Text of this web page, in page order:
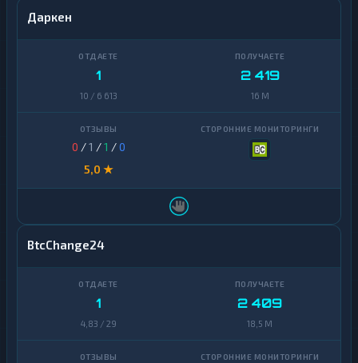
Даркен
1
10 / 6 613
2 419
16 M
0 /1 /1 /0
5,0 ★
BtcChange24
1
4,83 / 29
2 409
18,5 M